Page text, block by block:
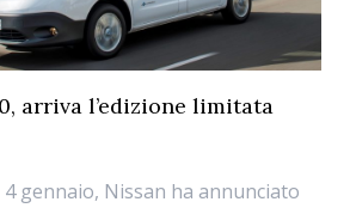
arriva l’edizione limitata
gennaio, Nissan ha annunciato